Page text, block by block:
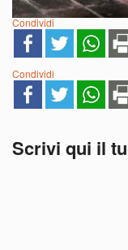
Condividi
Condividi
Scrivi qui il